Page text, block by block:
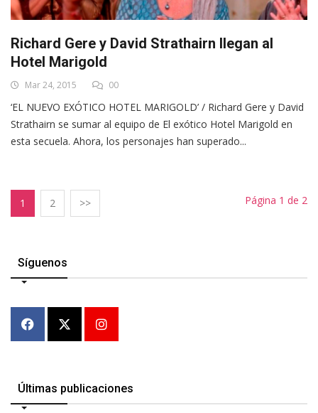
Richard Gere y David Strathairn llegan al
Hotel Marigold
Mar 24, 2015 00
‘EL NUEVO EXÓTICO HOTEL MARIGOLD’ / Richard Gere y David
Strathairn se sumar al equipo de El exótico Hotel Marigold en
esta secuela. Ahora, los personajes han superado...
1 2 >> Página 1 de 2
Síguenos
Últimas publicaciones